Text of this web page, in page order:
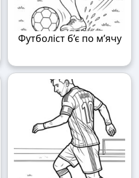
Футболіст б’є по м’ячу